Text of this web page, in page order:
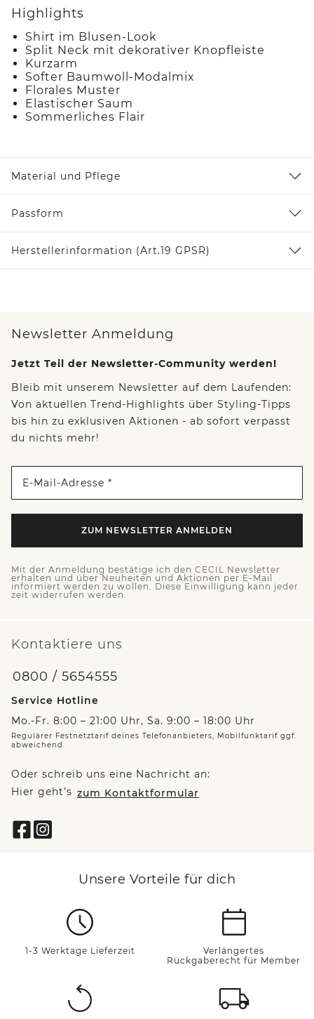
Highlights
Shirt im Blusen-Look
Split Neck mit dekorativer Knopfleiste
Kurzarm
Softer Baumwoll-Modalmix
Florales Muster
Elastischer Saum
Sommerliches Flair
Material und Pflege
Passform
Herstellerinformation (Art.19 GPSR)
Newsletter Anmeldung
Jetzt Teil der Newsletter-Community werden!
Bleib mit unserem Newsletter auf dem Laufenden:
Von aktuellen Trend-Highlights über Styling-Tipps
bis hin zu exklusiven Aktionen - ab sofort verpasst
du nichts mehr!
E-Mail-Adresse *
ZUM NEWSLETTER ANMELDEN
Mit der Anmeldung bestätige ich den CECIL Newsletter
erhalten und über Neuheiten und Aktionen per E-Mail
informiert werden zu wollen. Diese Einwilligung kann jeder
zeit widerrufen werden.
Kontaktiere uns
0800 / 5654555
Service Hotline
Mo.-Fr. 8:00 – 21:00 Uhr, Sa. 9:00 – 18:00 Uhr
Regulärer Festnetztarif deines Telefonanbieters, Mobilfunktarif ggf.
abweichend.
Oder schreib uns eine Nachricht an:
Hier geht’s zum Kontaktformular
Unsere Vorteile für dich
1-3 Werktage Lieferzeit
Verlängertes
Rückgaberecht für Member